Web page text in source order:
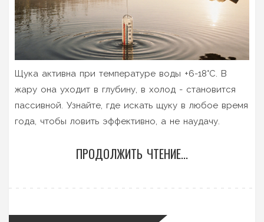
Щука активна при температуре воды +6-18°C. В
жару она уходит в глубину, в холод - становится
пассивной. Узнайте, где искать щуку в любое время
года, чтобы ловить эффективно, а не наудачу.
ПРОДОЛЖИТЬ ЧТЕНИЕ...